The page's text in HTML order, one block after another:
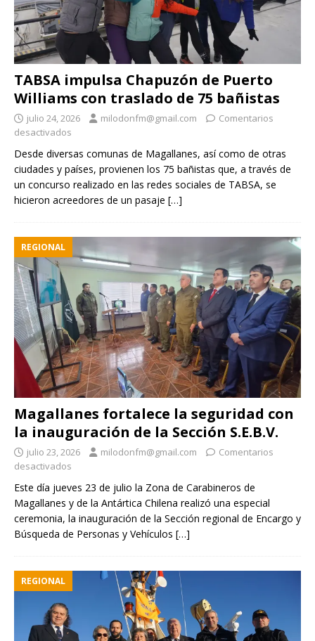
TABSA impulsa Chapuzón de Puerto
Williams con traslado de 75 bañistas
julio 24, 2026 milodonfm@gmail.com
Comentarios
desactivados
Desde diversas comunas de Magallanes, así como de otras
ciudades y países, provienen los 75 bañistas que, a través de
un concurso realizado en las redes sociales de TABSA, se
hicieron acreedores de un pasaje […]
REGIONAL
Magallanes fortalece la seguridad con
la inauguración de la Sección S.E.B.V.
julio 23, 2026 milodonfm@gmail.com
Comentarios
desactivados
Este día jueves 23 de julio la Zona de Carabineros de
Magallanes y de la Antártica Chilena realizó una especial
ceremonia, la inauguración de la Sección regional de Encargo y
Búsqueda de Personas y Vehículos […]
REGIONAL